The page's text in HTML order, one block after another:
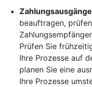
beauftragen,
Prüfen Sie
Ihre Prozesse auf
planen Sie eine
Ihre Prozesse